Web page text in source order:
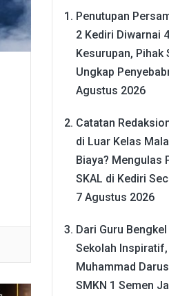
Penutupan
2 Kediri Diwarnai
Kesurupan, Pihak
Ungkap
Agustus 2026
Catatan
di Luar Kelas
Biaya? Mengulas
SKAL di Kediri
7 Agustus 2026
Dari Guru
Sekolah Inspiratif,
Muhammad
SMKN 1 Semen